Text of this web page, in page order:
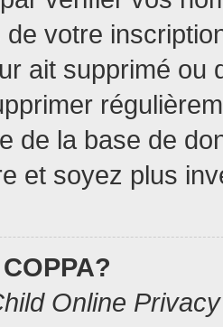
de votre
ait supprimé
de la base de
et soyez plus
Online